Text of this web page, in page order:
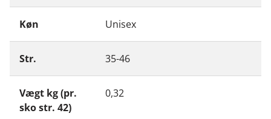
Køn Unisex
Str. 35-46
Vægt kg (pr.
sko str. 42)
0,32